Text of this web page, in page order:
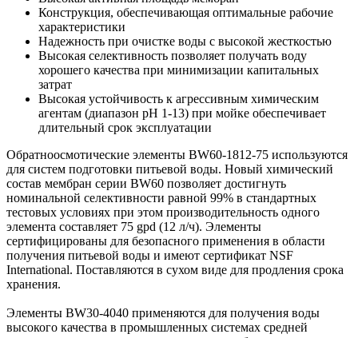
Конструкция, обеспечивающая оптимальные рабочие
характеристики
Надежность при очистке воды с высокой жесткостью
Высокая селективность позволяет получать воду
хорошего качества при минимизации капитальных
затрат
Высокая устойчивость к агрессивным химическим
агентам (диапазон рН 1-13) при мойке обеспечивает
длительный срок эксплуатации
Обратноосмотические элементы BW60-1812-75 используются
для систем подготовки питьевой воды. Новый химический
состав мембран серии BW60 позволяет достигнуть
номинальной селективности равной 99% в стандартных
тестовых условиях при этом производительность одного
элемента составляет 75 gpd (12 л/ч). Элементы
сертифицированы для безопасного применения в области
получения питьевой воды и имеют сертификат NSF
International. Поставляются в сухом виде для продления срока
хранения.
Элементы BW30-4040 применяются для получения воды
высокого качества в промышленных системах средней